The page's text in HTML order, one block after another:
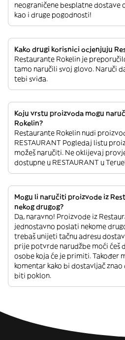
neograničene besplatne dostave
kao i druge pogodnosti!
Kako drugi korisnici ocjenjuju
Restaurante Rokelin je
tamo naručili svoj glovo. Naruči
tebi sviđa.
Koju vrstu proizvoda mogu
Rokelin?
Restaurante Rokelin nudi
RESTAURANT Pogledaj listu
možeš naručiti. Ne oklijevaj
dostupne u RESTAURANT u
Mogu li naručiti proizvode iz
nekog drugog?
Da, naravno! Proizvode iz
jednostavno poslati nekome
trebaš unijeti tačnu adresu
prije potvrde narudžbe moći ćeš
osobe koja će je primiti. Također
komentar kako bi dostavljač
biti poklon.